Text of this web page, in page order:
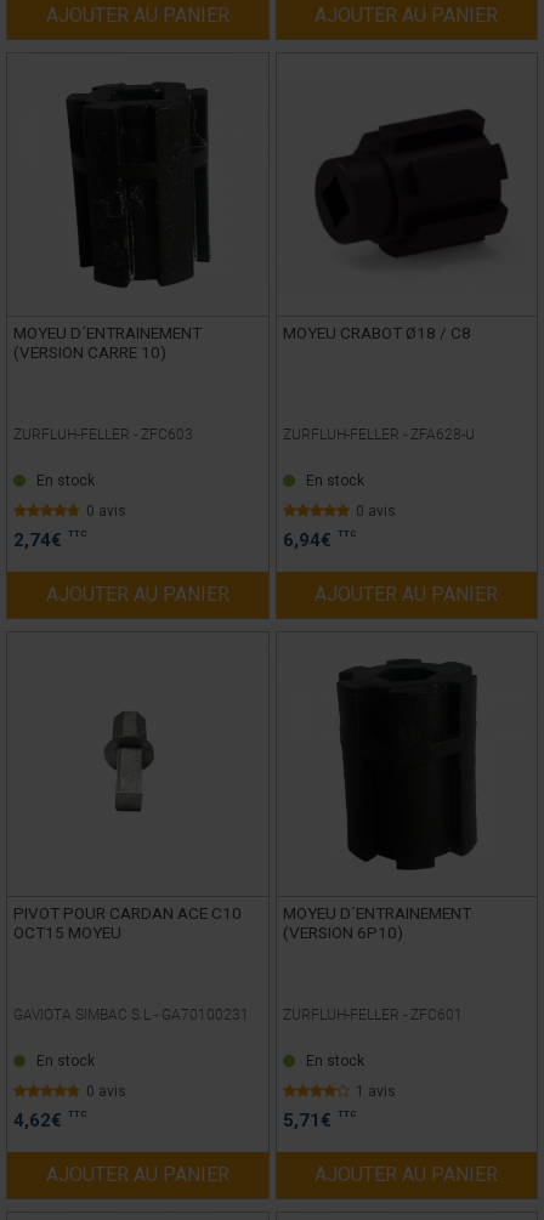
AJOUTER AU PANIER AJOUTER AU PANIER
MOYEU D´ENTRAINEMENT
(VERSION CARRE 10)
ZURFLUH-FELLER - ZFC603
En stock
0 avis
2,74€ TTC
AJOUTER AU PANIER
MOYEU CRABOT Ø18 / C8
ZURFLUH-FELLER - ZFA628-U
En stock
0 avis
6,94€ TTC
AJOUTER AU PANIER
PIVOT POUR CARDAN ACE C10
OCT15 MOYEU
GAVIOTA SIMBAC S.L - GA70100231
En stock
0 avis
4,62€ TTC
AJOUTER AU PANIER
MOYEU D´ENTRAINEMENT
(VERSION 6P10)
ZURFLUH-FELLER - ZFC601
En stock
1 avis
5,71 € TTC
AJOUTER AU PANIER